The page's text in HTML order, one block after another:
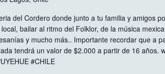
del Cordero donde junto a tu familia y amigos
bailar al ritmo del Folklor, de la música
y mucho más.. Importante recordar que a
tendrá un valor de $2.000 a partir de 16 años.
#CHILE